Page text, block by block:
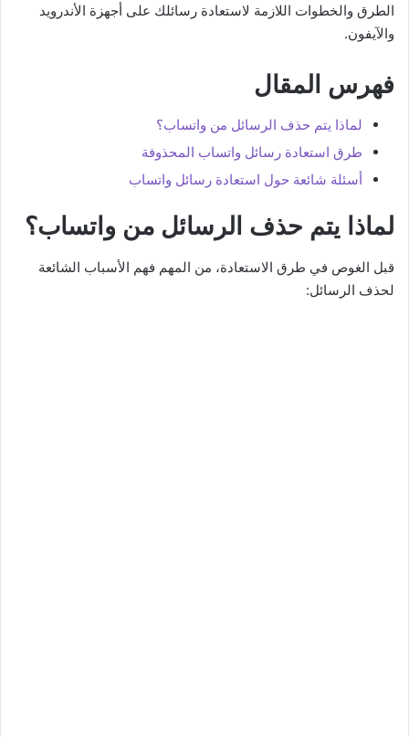
الطرق والخطوات اللازمة لاستعادة رسائلك على أجهزة الأندرويد
والآيفون.
فهرس المقال
لماذا يتم حذف الرسائل من واتساب؟
طرق استعادة رسائل واتساب المحذوفة
أسئلة شائعة حول استعادة رسائل واتساب
لماذا يتم حذف الرسائل من واتساب؟
قبل الغوص في طرق الاستعادة، من المهم فهم الأسباب الشائعة
لحذف الرسائل: